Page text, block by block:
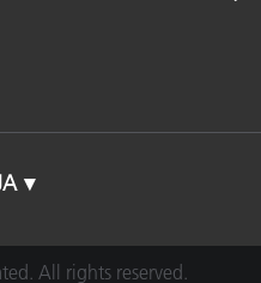
All rights reserved.